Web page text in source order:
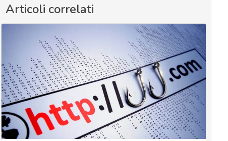
Articoli correlati